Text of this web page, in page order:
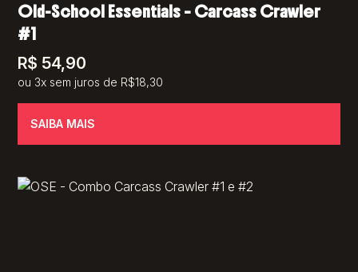
Old-School Essentials – Carcass Crawler
#1
R$ 54,90
ou 3x sem juros de R$18,30
SAIBA MAIS